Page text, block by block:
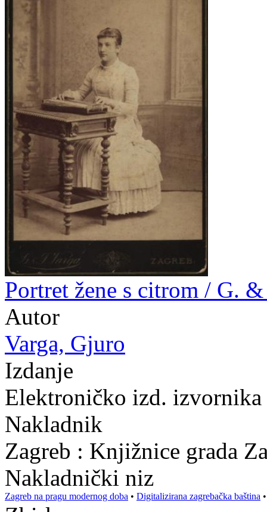
Portret žene s citrom / G.
Autor
Varga, Gjuro
Izdanje
Elektroničko izd. izvornika
Nakladnik
Zagreb : Knjižnice grada
Nakladnički niz
Zagreb na pragu modernog doba • Digitalizirana zagrebačka baština